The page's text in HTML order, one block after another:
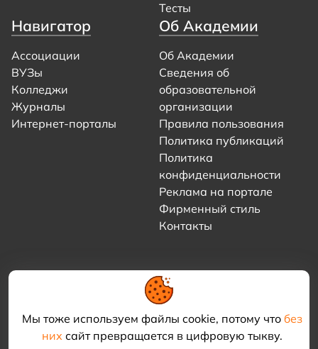
Мы тоже используем файлы cookie, потому что без
нихсайт превращается в цифровую тыкву.
Тесты
Навигатор
Ассоциации
ВУЗы
Колледжи
Журналы
Интернет-порталы
Об Академии
Об Академии
Сведения об
образовательной
организации
Правила пользования
Политика публикаций
Политика
конфиденциальности
Реклама на портале
Фирменный стиль
Контакты